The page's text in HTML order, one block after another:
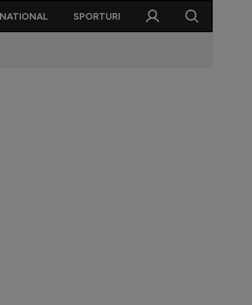
SPORTURI
cu Elveția poate schimba situația